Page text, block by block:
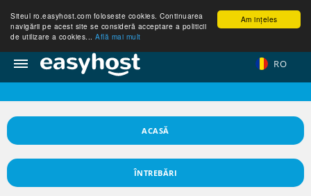
Am ințeles
Siteul ro.easyhost.com foloseste cookies. Continuarea
navigării pe acest site se consideră acceptare a politicii
de utilizare a cookies... Află mai mult
RO
ACASĂ
ÎNTREBĂRI